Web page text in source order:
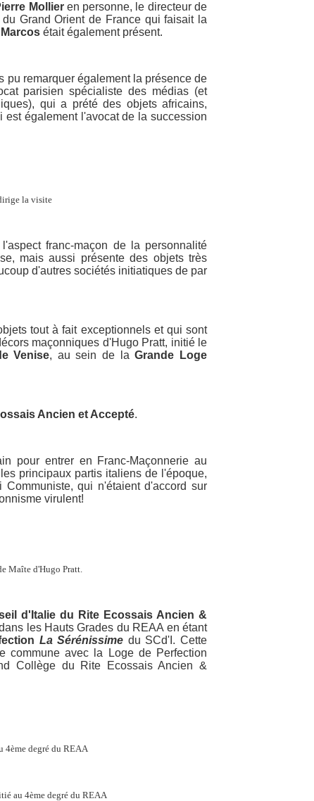
Mollieren personne, le directeur de
Grand Orient de France qui faisait la
était également présent.
pu remarquer également la présence de
parisien spécialiste des médias (et
qui a prété des objets africains,
également l'avocat de la succession
la visite
franc-maçon de la personnalité
mais aussi présente des objets très
d'autres sociétés initiatiques de par
tout à fait exceptionnels et qui sont
maçonniques d'Hugo Pratt, initié le
Venise, au sein de laGrande Loge
Ancien et Accepté.
pour entrer en Franc-Maçonnerie au
principaux partis italiens de l'époque,
qui n'étaient d'accord sur
virulent!
Maîte d'Hugo Pratt.
d'Italie du Rite Ecossais Ancien &
les Hauts Grades du REAA en étant
La Sérénissime du SCd'I. Cette
commune avec la Loge de Perfection
Collège du Rite Ecossais Ancien &
4ème degré du REAA
au 4ème degré du REAA